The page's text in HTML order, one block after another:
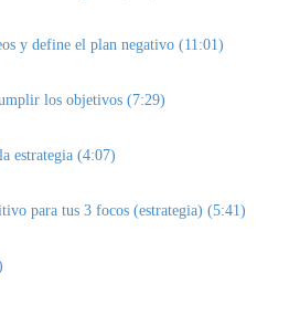
y define el plan negativo (11:01)
los objetivos (7:29)
estrategia (4:07)
para tus 3 focos (estrategia) (5:41)